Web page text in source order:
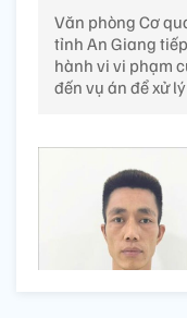
Văn phòng Cơ
tỉnh An Giang
hành vi vi phạm
đến vụ án để xử